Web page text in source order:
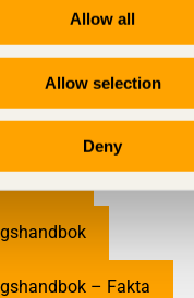
Allow all
Allow selection
Deny
och förpackningsdirektiv
och logistik
– Fakta